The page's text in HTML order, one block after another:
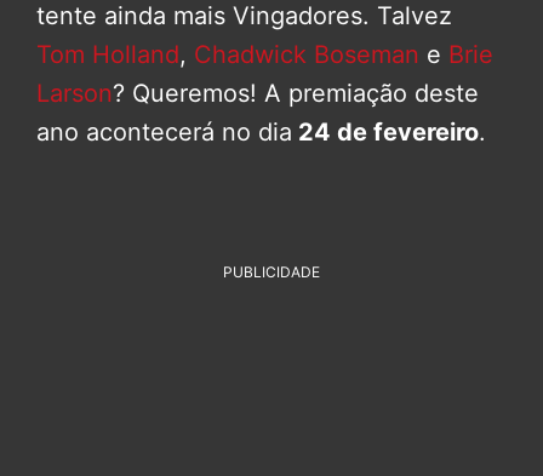
tente ainda mais Vingadores. Talvez
Tom Holland, Chadwick Boseman e Brie
Larson? Queremos! A premiação deste
ano acontecerá no dia 24 de fevereiro.
PUBLICIDADE